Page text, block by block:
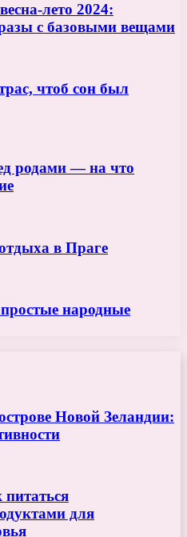
лето 2024:
с базовыми вещами
чтоб сон был
родами — на что
в Праге
народные
Новой Зеландии:
питаться
для